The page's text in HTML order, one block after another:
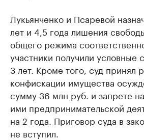
Лукьянченко и Псаревой
лет и 4,5 года лишения
общего режима
участники получили условные
3 лет. Кроме того, суд принял
конфискации имущества
сумму 36 млн руб. и запрете
ими предпринимательской
на 2 года. Приговор суда в
не вступил.